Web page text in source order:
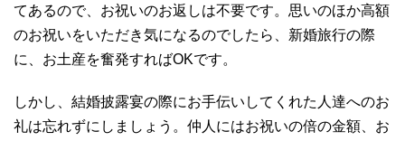
てあるので、お祝いのお返しは不要です。思いのほか高額
のお祝いをいただき気になるのでしたら、新婚旅行の際
に、お土産を奮発すればOKです。
しかし、結婚披露宴の際にお手伝いしてくれた人達へのお
礼は忘れずにしましょう。仲人にはお祝いの倍の金額、お